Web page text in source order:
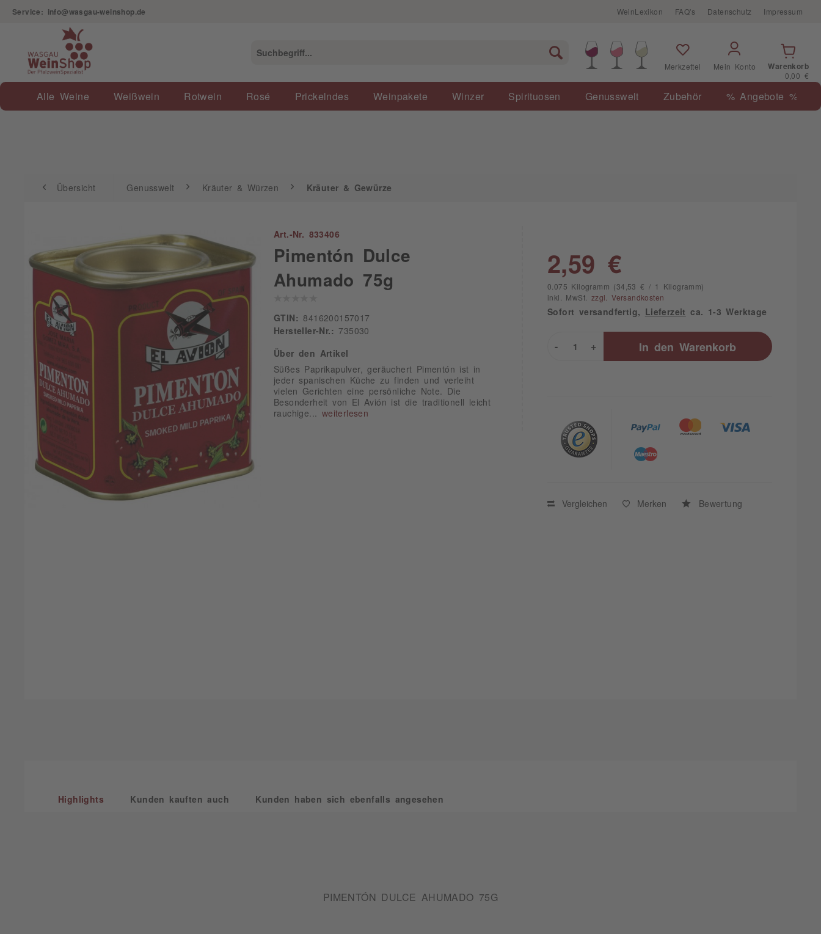
Service: info@wasgau-weinshop.de WeinLexikon FAQ's Datenschutz Impressum
Merkzettel Mein Konto
Warenkorb
0,00 €
Alle Weine Weißwein Rotwein Rosé Prickelndes Weinpakete Winzer Spirituosen Genusswelt Zubehör % Angebote %
Übersicht Genusswelt
Übersicht Genusswelt Kräuter & Würzen Kräuter & Gewürze
Art.-Nr. 833406
Pimentón Dulce
Ahumado 75g
GTIN:
8416200157017
Hersteller-Nr.:
735030
Über den Artikel
Süßes Paprikapulver, geräuchert Pimentón ist in
jeder spanischen Küche zu finden und verleiht
vielen Gerichten eine persönliche Note. Die
Besonderheit von El Avión ist die traditionell leicht
rauchige... weiterlesen
2,59 €
0.075 Kilogramm (34,53 € / 1 Kilogramm)
inkl. MwSt. zzgl. Versandkosten
Sofort versandfertig, Lieferzeit ca. 1-3 Werktage
+
- In den Warenkorb
Vergleichen Merken Bewertung
Highlights Kunden kauften auch Kunden haben sich ebenfalls angesehen
PIMENTÓN DULCE AHUMADO 75G